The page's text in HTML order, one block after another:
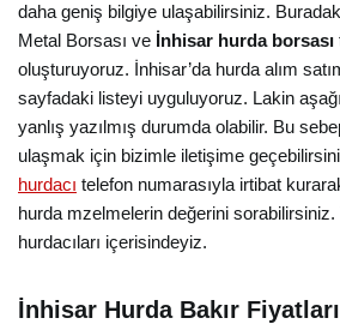
daha geniş bilgiye ulaşabilirsiniz.
Metal Borsası ve İnhisar hurda borsası
oluşturuyoruz. İnhisar’da hurda alım
sayfadaki listeyi uyguluyoruz. Lakin
yanlış yazılmış durumda olabilir. Bu
ulaşmak için bizimle iletişime
hurdacı telefon numarasıyla irtibat
hurda mzelmelerin değerini
hurdacıları içerisindeyiz.
İnhisar Hurda Bakır Fiyatları